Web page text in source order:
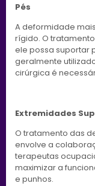
Pés
A deformidade
rígido. O
ele possa suportar
geralmente
cirúrgica é
Extremidades
O tratamento das
envolve a
terapeutas
maximizar a
e punhos.